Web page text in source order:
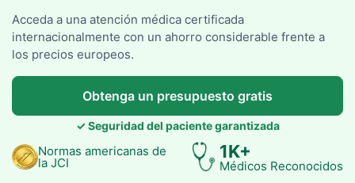
Acceda a una atención médica certificada
internacionalmente con un ahorro considerable frente a
los precios europeos.
Obtenga un presupuesto gratis
✓ Seguridad del paciente garantizada
Normas americanas de
la JCI
1K+
Médicos Reconocidos